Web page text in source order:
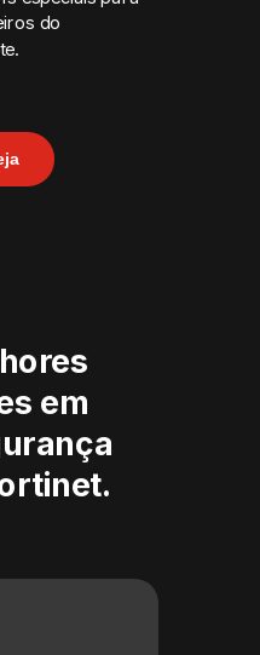
em
do